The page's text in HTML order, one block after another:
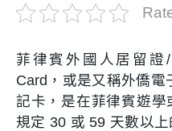
菲律賓外國人居留
Card，或是又稱外僑電
記卡，是在菲律賓遊學
規定 30 或 59 天數以